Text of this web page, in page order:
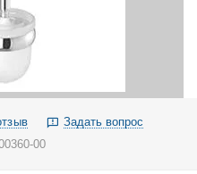
Задать вопрос
00